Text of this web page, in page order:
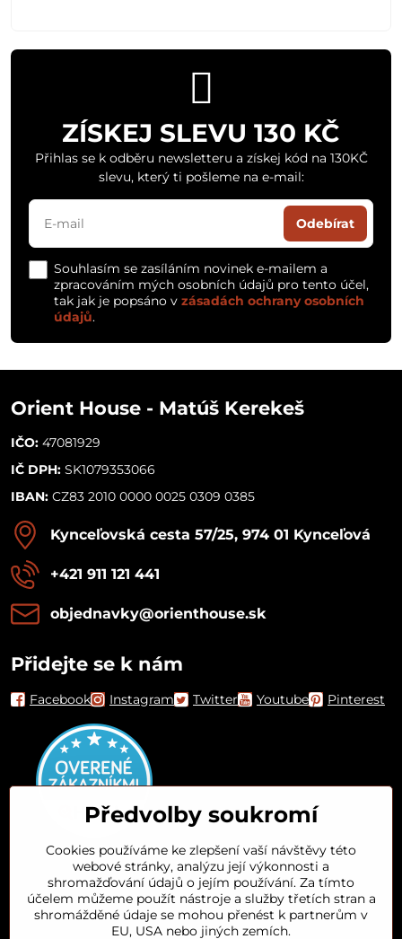
ZÍSKEJ SLEVU 130 KČ
Přihlas se k odběru newsletteru a získej kód na 130KČ
slevu, který ti pošleme na e-mail:
Odebírat
Souhlasím se zasíláním novinek e-mailem a
zpracováním mých osobních údajů pro tento účel,
tak jak je popsáno v zásadách ochrany osobních
údajů.
Orient House - Matúš Kerekeš
IČO: 47081929
IČ DPH: SK1079353066
IBAN: CZ83 2010 0000 0025 0309 0385
Kynceľovská cesta 57/25, 974 01 Kynceľová
+421 911 121 441
objednavky​@orienthouse​.sk
Přidejte se k nám
Facebook Instagram Twitter Youtube Pinterest
Orient House
Arganový olej
Předvolby soukromí
Cookies používáme ke zlepšení vaší návštěvy této
webové stránky, analýzu její výkonnosti a
shromažďování údajů o jejím používání. Za tímto
účelem můžeme použít nástroje a služby třetích stran a
shromážděné údaje se mohou přenést k partnerům v
EU, USA nebo jiných zemích.